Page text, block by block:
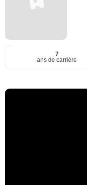
7
ans de carrière